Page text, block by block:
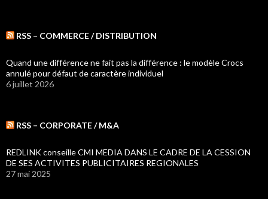
RSS – COMMERCE / DISTRIBUTION
Quand une différence ne fait pas la différence : le modèle Crocs
annulé pour défaut de caractère individuel
6 juillet 2026
RSS – CORPORATE / M&A
REDLINK conseille CMI MEDIA DANS LE CADRE DE LA CESSION
DE SES ACTIVITES PUBLICITAIRES REGIONALES
27 mai 2025